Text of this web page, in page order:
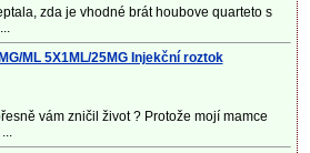
zda je vhodné brát houbove quarteto s
ML 5X1ML/25MG Injekční roztok
vám zničil život ? Protože mojí mamce